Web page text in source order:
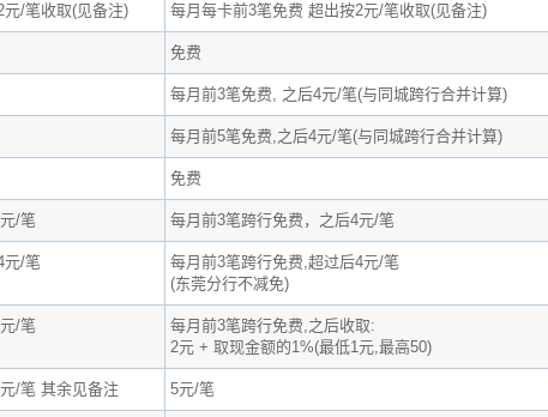
/笔收取(见备注)
每月每卡前3笔免费 超出按2元/笔收取(见备注)
免费
每月前3笔免费, 之后4元/笔(与同城跨行合并计算)
每月前5笔免费,之后4元/笔(与同城跨行合并计算)
免费
/笔 每月前3笔跨行免费，之后4元/笔
元/笔
每月前3笔跨行免费,超过后4元/笔
(东莞分行不减免)
/笔
每月前3笔跨行免费,之后收取:
2元 + 取现金额的1%(最低1元,最高50)
/笔 其余见备注 5元/笔